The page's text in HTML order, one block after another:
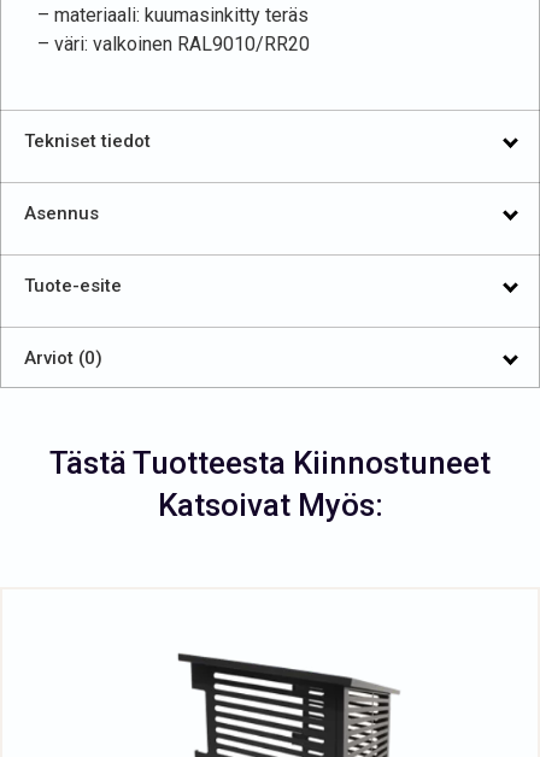
– materiaali: kuumasinkitty teräs
– väri: valkoinen RAL9010/RR20
Tekniset tiedot
Asennus
Tuote-esite
Arviot (0)
Tästä Tuotteesta Kiinnostuneet
Katsoivat Myös: